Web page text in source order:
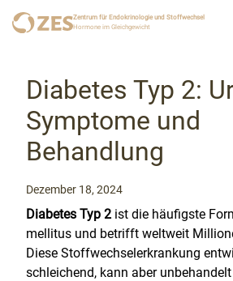
Zentrum für Endokrinologie und Stoffwechsel
Hormone im Gleichgewicht
Diabetes Typ 2:
Symptome und
Behandlung
Dezember 18, 2024
Diabetes Typ 2 ist die häufigste
mellitus und betrifft weltweit
Diese Stoffwechselerkrankung
schleichend, kann aber